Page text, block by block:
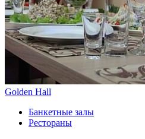
Golden Hall
Банкетные залы
Рестораны